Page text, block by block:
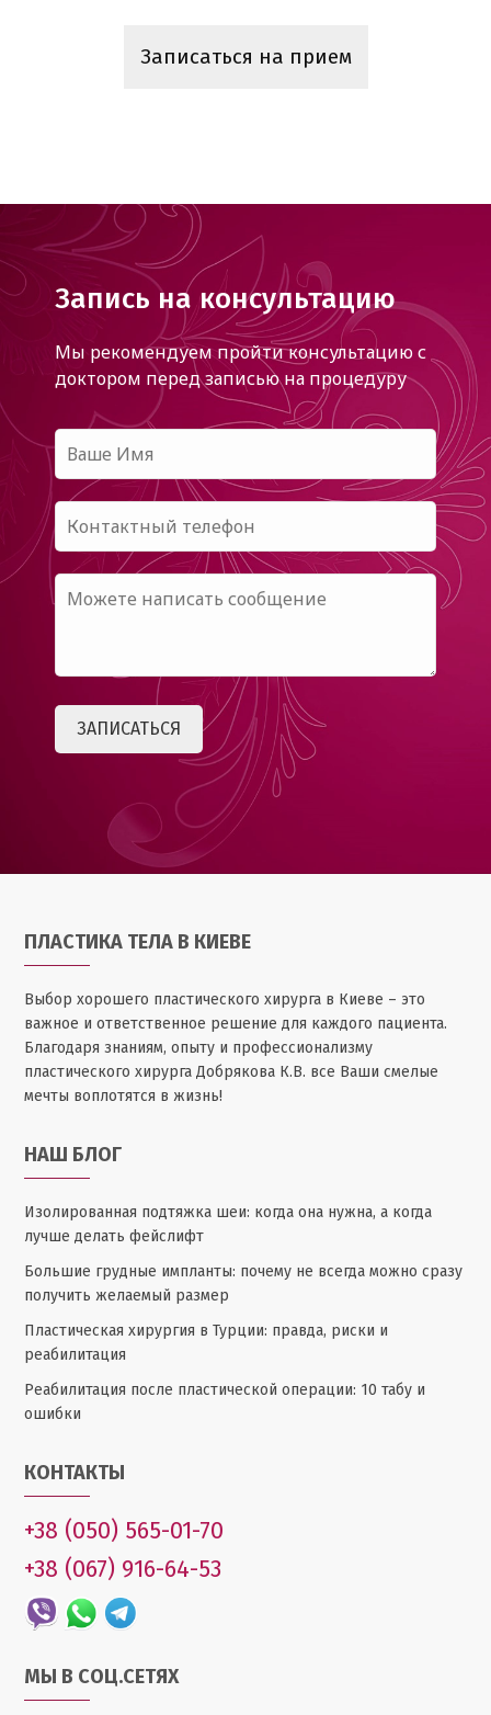
Записаться на прием
Запись на консультацию
Мы рекомендуем пройти консультацию с
доктором перед записью на процедуру
ПЛАСТИКА ТЕЛА В КИЕВЕ
Выбор хорошего пластического хирурга в Киеве – это
важное и ответственное решение для каждого пациента.
Благодаря знаниям, опыту и профессионализму
пластического хирурга Добрякова К.В. все Ваши смелые
мечты воплотятся в жизнь!
НАШ БЛОГ
Изолированная подтяжка шеи: когда она нужна, а когда
лучше делать фейслифт
Большие грудные импланты: почему не всегда можно сразу
получить желаемый размер
Пластическая хирургия в Турции: правда, риски и
реабилитация
Реабилитация после пластической операции: 10 табу и
ошибки
КОНТАКТЫ
+38 (050) 565-01-70
+38 (067) 916-64-53
МЫ В СОЦ.СЕТЯХ